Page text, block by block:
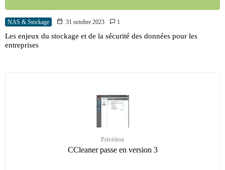
NAS & Stockage 31 octobre 2023 1
Les enjeux du stockage et de la sécurité des données pour les
entreprises
Précédent
CCleaner passe en version 3